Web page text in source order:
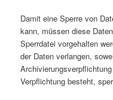
Damit eine Sperre von
kann, müssen diese
Sperrdatei vorgehalten
der Daten verlangen,
Verpflichtung besteht,